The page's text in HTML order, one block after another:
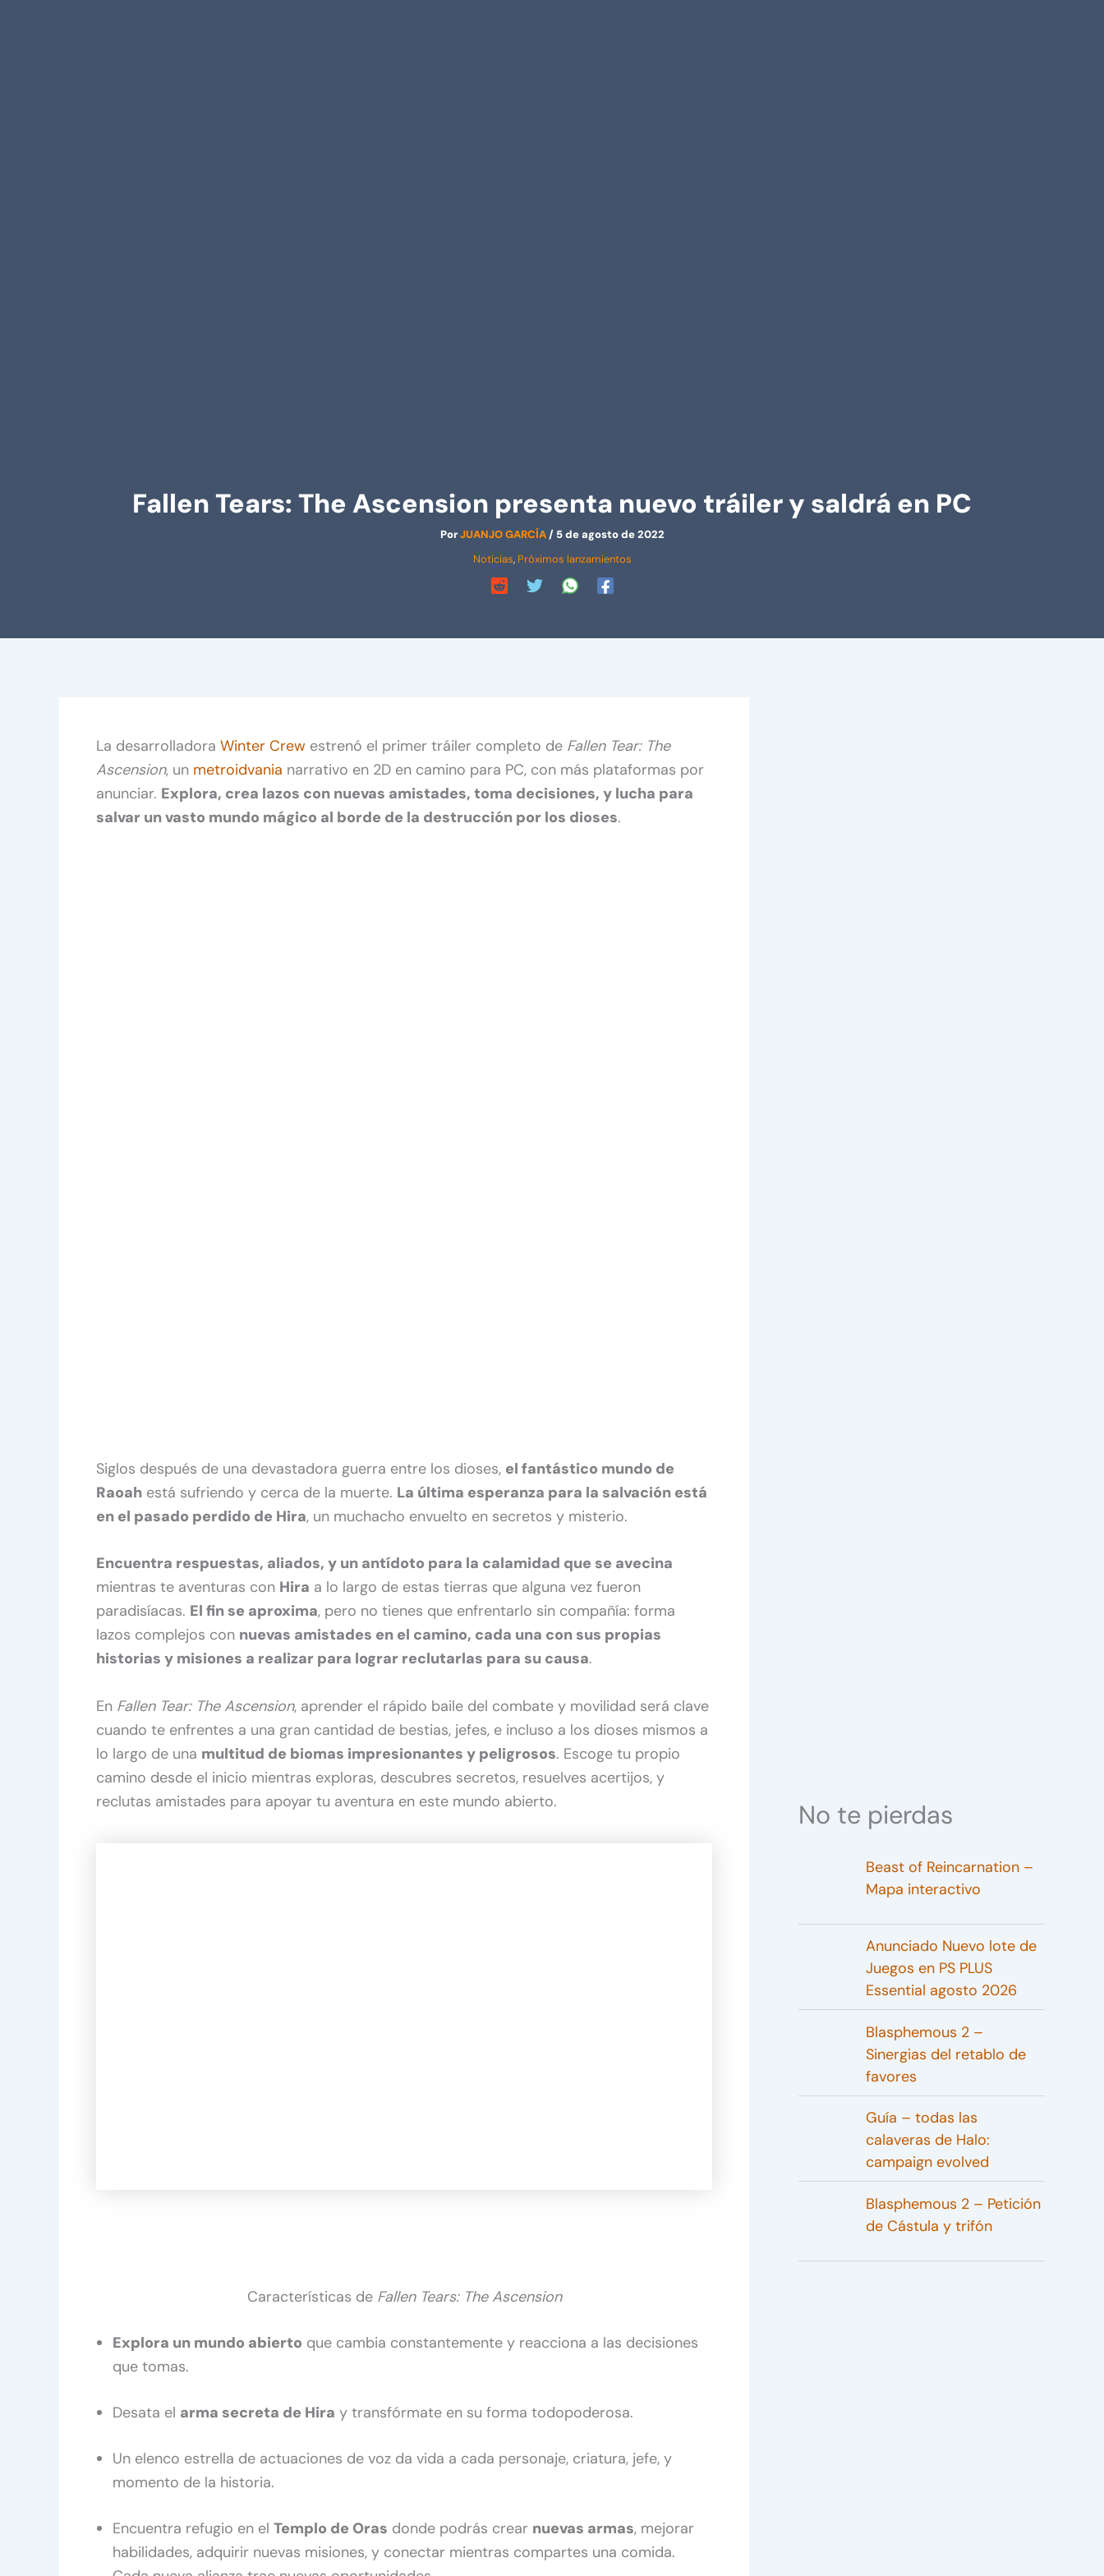
Fallen Tears: The Ascension presenta nuevo tráiler y saldrá en PC
PorJUANJO GARCÍA/ 5 de agosto de 2022
Noticias, Próximos lanzamientos
La desarrolladora Winter Crew estrenó el primer tráiler completo de Fallen Tear: The
Ascension, un metroidvania narrativo en 2D en camino para PC, con más plataformas por
anunciar. Explora, crea lazos con nuevas amistades, toma decisiones, y lucha para
salvar un vasto mundo mágico al borde de la destrucción por los dioses.
Siglos después de una devastadora guerra entre los dioses, el fantástico mundo de
Raoah está sufriendo y cerca de la muerte. La última esperanza para la salvación está
en el pasado perdido de Hira, un muchacho envuelto en secretos y misterio.
Encuentra respuestas, aliados, y un antídoto para la calamidad que se avecina
mientras te aventuras con Hira a lo largo de estas tierras que alguna vez fueron
paradisíacas. El fin se aproxima, pero no tienes que enfrentarlo sin compañía: forma
lazos complejos con nuevas amistades en el camino, cada una con sus propias
historias y misiones a realizar para lograr reclutarlas para su causa.
En Fallen Tear: The Ascension, aprender el rápido baile del combate y movilidad será clave
cuando te enfrentes a una gran cantidad de bestias, jefes, e incluso a los dioses mismos a
lo largo de una multitud de biomas impresionantes y peligrosos. Escoge tu propio
camino desde el inicio mientras exploras, descubres secretos, resuelves acertijos, y
reclutas amistades para apoyar tu aventura en este mundo abierto.
Características de Fallen Tears: The Ascension
Explora un mundo abierto que cambia constantemente y reacciona a las decisiones
que tomas.
Desata el arma secreta de Hira y transfórmate en su forma todopoderosa.
Un elenco estrella de actuaciones de voz da vida a cada personaje, criatura, jefe, y
momento de la historia.
Encuentra refugio en el Templo de Oras donde podrás crear nuevas armas, mejorar
habilidades, adquirir nuevas misiones, y conectar mientras compartes una comida.
No te pierdas
Beast of Reincarnation –
Mapa interactivo
Anunciado Nuevo lote de
Juegos en PS PLUS
Essential agosto 2026
Blasphemous 2 –
Sinergias del retablo de
favores
Guía – todas las
calaveras de Halo:
campaign evolved
Blasphemous 2 – Petición
de Cástula y trifón